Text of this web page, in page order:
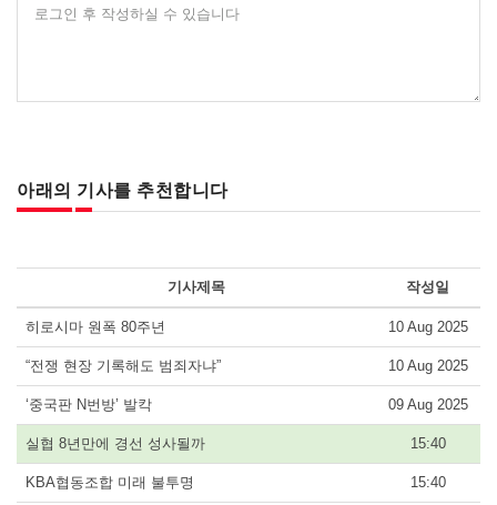
로그인 후 작성하실 수 있습니다
아래의 기사를 추천합니다
기사제목 작성일
히로시마 원폭 80주년 10 Aug 2025
“전쟁 현장 기록해도 범죄자냐” 10 Aug 2025
‘중국판 N번방’ 발칵 09 Aug 2025
실협 8년만에 경선 성사될까 15:40
KBA협동조합 미래 불투명 15:40